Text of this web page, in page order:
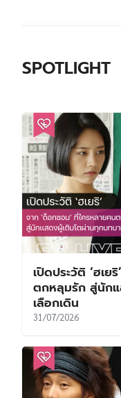
SPOTLIGHT
เปิดประวัติ ‘ฮเย
ตกหลุมรัก สู่นัก
เลือกเดิน
31/07/2026